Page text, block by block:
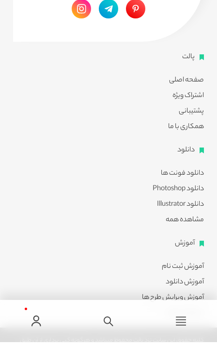
پالت
صفحه اصلی
اشتراک ویژه
پشتیبانی
همکاری با ما
دانلود
دانلود فونت ها
دانلود Photoshop
دانلود Illustrator
مشاهده همه
آموزش
آموزش ثبت نام
آموزش دانلود
آموزش ویرایش طرح ها
مشاهده همه
کلیه حقوق این سایت نزد پالت محفوظ میباشد و هرگونه کپی برداری از آن طبق